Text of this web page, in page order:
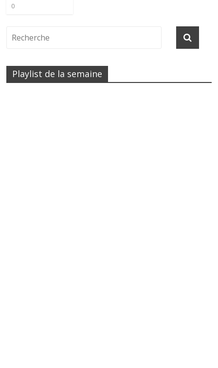
0
Playlist de la semaine